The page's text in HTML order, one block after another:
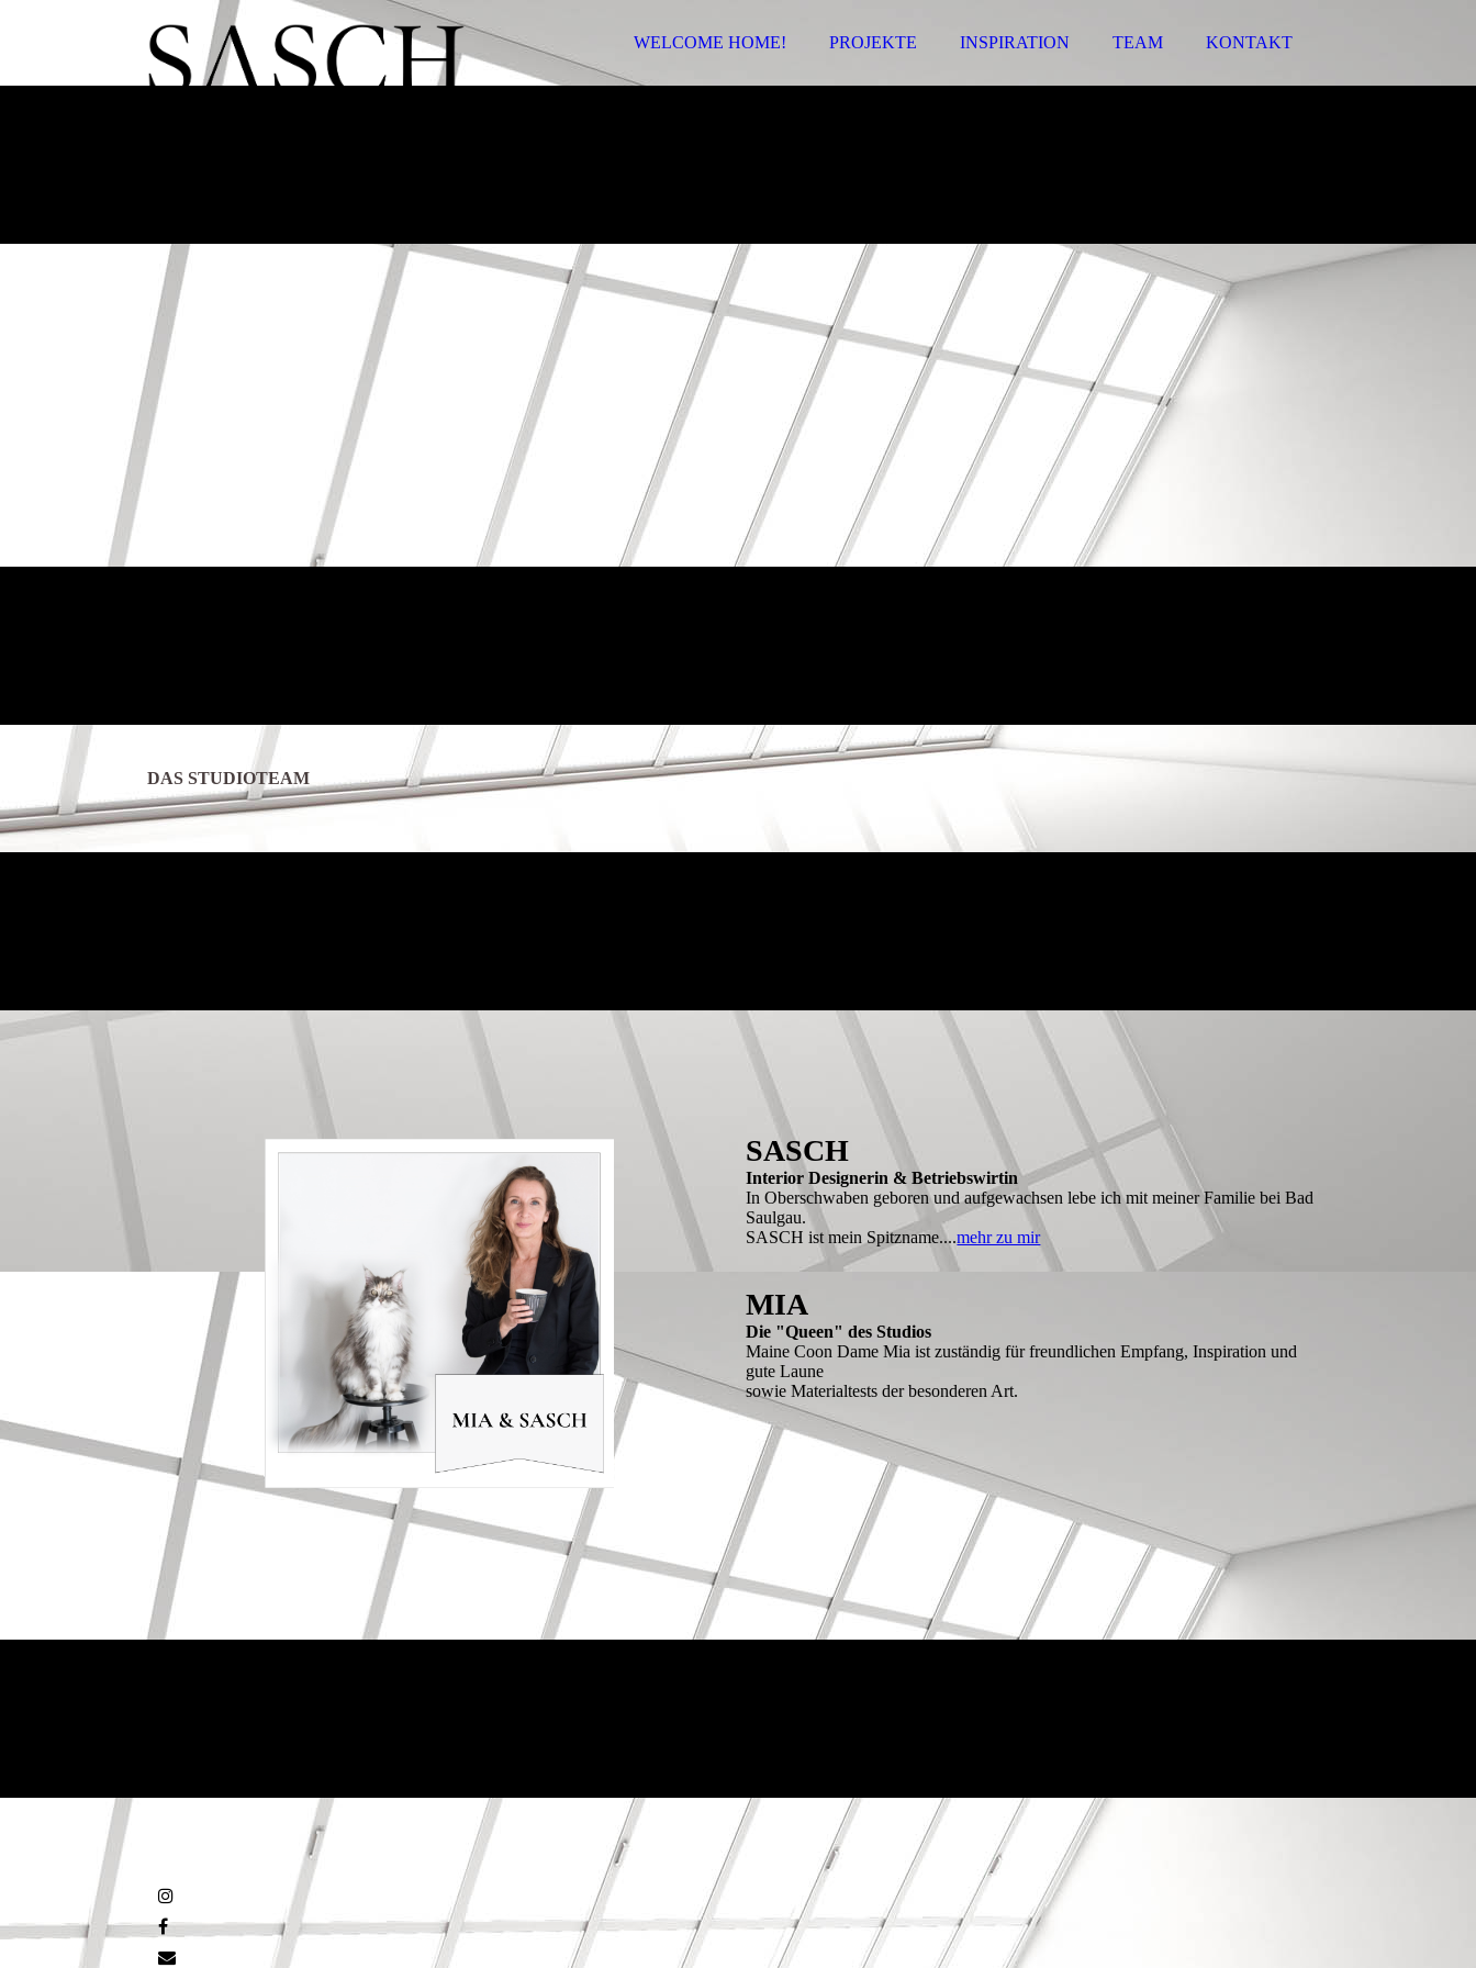
WELCOME HOME! PROJEKTE INSPIRATION TEAM KONTAKT
SASCH Interior Design
Individuelle Wohlfühlräume
DAS STUDIOTEAM
me
SASCH
Interior Designerin & Betriebswirtin
In Oberschwaben geboren und aufgewachsen lebe ich mit meiner Familie bei Bad
Saulgau.
SASCH ist mein Spitzname....mehr zu mir
MIA
Die "Queen" des Studios
Maine Coon Dame Mia ist zuständig für freundlichen Empfang, Inspiration und
gute Laune
sowie Materialtests der besonderen Art.